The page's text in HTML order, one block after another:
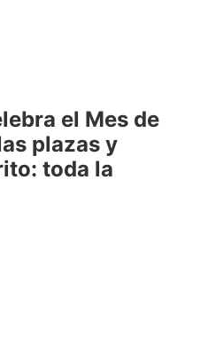
el Mes de
plazas y
toda la